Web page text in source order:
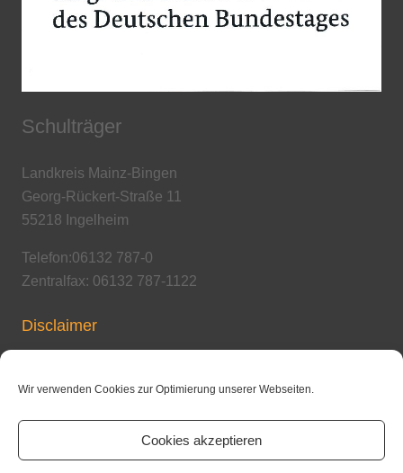
Wir verwenden Cookies zur Optimierung unserer Webseiten.
Cookies akzeptieren
Schulträger
Landkreis Mainz-Bingen
Georg-Rückert-Straße 11
55218 Ingelheim
Telefon:06132 787-0
Zentralfax: 06132 787-1122
Disclaimer
Copyright / Urheberrecht
Datenschutzerklärung